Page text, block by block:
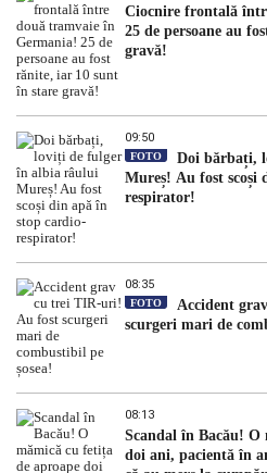
Ciocnire frontală
25 de persoane au
gravă!
09:50
FOTO
Doi bărbați,
Mureș! Au fost scoși
respirator!
08:35
FOTO
Accident
scurgeri mari de
08:13
Scandal în Bacău! O
doi ani, pacientă în